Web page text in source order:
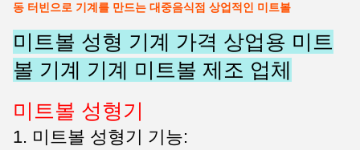
동 터빈으로 기계를 만드는 대중음식점 상업적인 미트볼
미트볼 성형 기계 가격 상업용 미트
볼 기계 기계 미트볼 제조 업체
미트볼 성형기
1. 미트볼 성형기 기능: